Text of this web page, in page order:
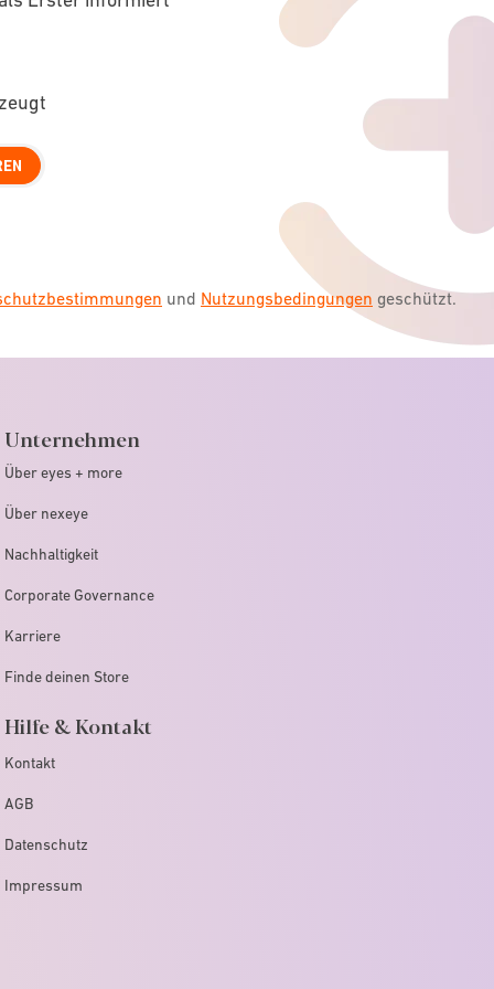
und Nutzungsbedingungen geschützt.
Unternehmen
Über eyes + more
Über nexeye
Nachhaltigkeit
Corporate Governance
Karriere
Finde deinen Store
Hilfe & Kontakt
Kontakt
AGB
Datenschutz
Impressum